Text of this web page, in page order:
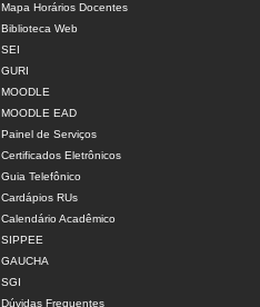
Mapa Horários Docentes
Biblioteca Web
SEI
GURI
MOODLE
MOODLE EAD
Painel de Serviços
Certificados Eletrônicos
Guia Telefônico
Cardápios RUs
Calendário Acadêmico
SIPPEE
GAUCHA
SGI
Dúvidas Frequentes